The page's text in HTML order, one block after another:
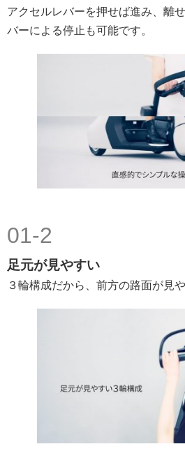
アクセルレバーを押せば進み、離
バーによる停止も可能です。
01-2
足元が見やすい
３輪構成だから、前方の路面が見や